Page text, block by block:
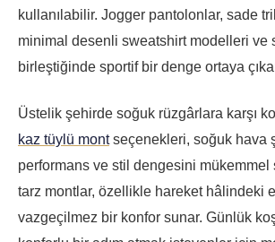
kullanılabilir. Jogger pantolonlar, sade
minimal desenli sweatshirt modelleri ve
birleştiğinde sportif bir denge ortaya
Üstelik şehirde soğuk rüzgârlara karşı
kaz tüylü montseçenekleri, soğuk hava
performans ve stil dengesini mükemmel
tarz montlar, özellikle hareket hâlindeki
vazgeçilmez bir konfor sunar. Günlük